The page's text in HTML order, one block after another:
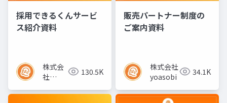
採用できるくんサービ
ス紹介資料
株式会
社
130.5K
販売パートナー制度の
ご案内資料
株式会社
yoasobi
34.1K